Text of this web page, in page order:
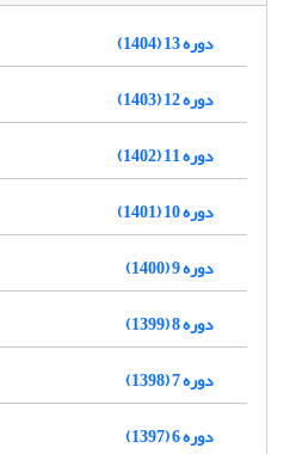
دوره 13 (1404)
دوره 12 (1403)
دوره 11 (1402)
دوره 10 (1401)
دوره 9 (1400)
دوره 8 (1399)
دوره 7 (1398)
دوره 6 (1397)